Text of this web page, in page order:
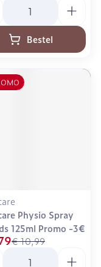
Bestel
Physio Spray
125ml Promo -3€
€ 10,99